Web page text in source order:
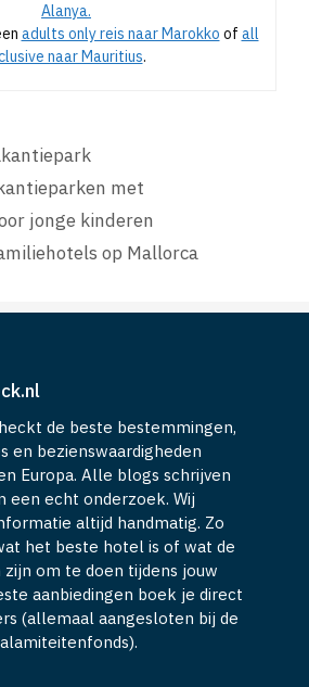
Alanya.
adults only reis naar Marokko of all
naar Mauritius.
met
jonge kinderen
op Mallorca
de beste bestemmingen,
en bezienswaardigheden
Europa. Alle blogs schrijven
een echt onderzoek. Wij
altijd handmatig. Zo
het beste hotel is of wat de
om te doen tijdens jouw
aanbiedingen boek je direct
(allemaal aangesloten bij de